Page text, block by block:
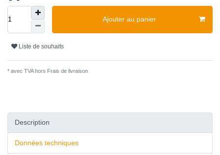
Ajouter au panier
Liste de souhaits
* avec TVA hors Frais de livraison
Description
Données techniques